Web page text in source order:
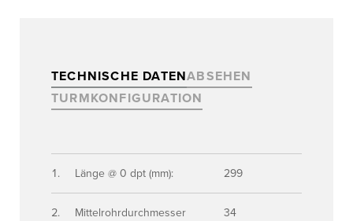
TECHNISCHE DATENABSEHEN
TURMKONFIGURATION
Länge @ 0 dpt (mm): 299
Mittelrohrdurchmesser
34